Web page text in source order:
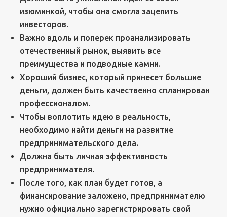
изюминкой, чтобы она смогла зацепить
инвесторов.
Важно вдоль и поперек проанализировать
отечественный рынок, выявить все
преимущества и подводные камни.
Хороший бизнес, который принесет большие
деньги, должен быть качественно спланирован
профессионалом.
Чтобы воплотить идею в реальность,
необходимо найти деньги на развитие
предпринимательского дела.
Должна быть личная эффективность
предпринимателя.
После того, как план будет готов, а
финансирование заложено, предпринимателю
нужно официально зарегистрировать свой